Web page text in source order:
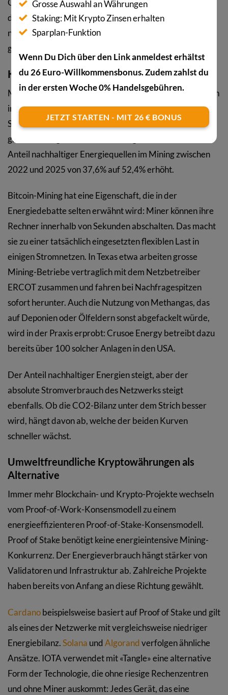
Goldförderung liegen höher, globale Rechenzentren
deutlich darüber. Das macht Bitcoin nicht automatisch
nachhaltig. Es zeigt aber, dass die Debatte selektiv
geführt wird, wenn nur Bitcoin im Fokus steht.
Kann Bitcoin-Mining nachhaltiger werden?
Miner suchen günstigen Strom. Da erneuerbare Energien
in vielen Regionen inzwischen zu den günstigsten
Stromquellen gehören, ist der wirtschaftliche Anreiz für
grünes Mining real. Laut Cambridge-Daten hat sich der
Anteil nachhaltiger Energiequellen im Mining zwischen
2022 und 2025 von 37,6% auf 52,4% erhöht.
Bitcoin-Mining hat eine Eigenschaft, die in der
Energiedebatte selten erwähnt wird: Miner können ihre
Rechner innerhalb von Sekunden abschalten. Das macht
sie zu einer tatsächlich eingesetzten flexiblen Last in
einigen Stromnetzen. In Texas etwa arbeiten grosse
Mining-Betriebe vertraglich mit dem Netzbetreiber
ERCOT zusammen und fahren bei Nachfragespitzen
sofort herunter. Auch die Nutzung von Methangas, das
auf Deponien oder Ölfeldern sonst abgefackelt würde,
wird in der Praxis erprobt: Crusoe Energy betreibt dazu
bereits über 100 solcher Anlagen in den USA.
Der Anteil nachhaltiger Energien steigt, aber der
absolute Stromverbrauch des Netzwerks steigt
ebenfalls. Ob die CO2-Bilanz unter dem Strich besser
wird, hängt davon ab, welche der beiden Kurven
schneller wächst.
Umweltfreundliche Kryptowährungen als
Alternative
Immer mehr Blockchain- und Krypto-Projekte wechseln
vom Proof-of-Work-Konsensmodell zu einem
energieeffizienteren Proof-of-Stake-Konsensmodell.
Proof of Stake benötigt keine energieintensive Mining-
Konkurrenz. Der Energieverbrauch hängt stärker von
Validatoren und Infrastruktur ab. Zahlreiche Projekte
haben bereits von Anfang an diese Richtung gewählt.
Cardanobeispielsweise basiert auf Proof of Stake und gilt
als eines der Netzwerke mit vergleichsweise niedriger
Energiebilanz.Solana undAlgorandverfolgen ähnliche
Ansätze. IOTA verwendet mit «Tangle» eine alternative
Form der Technologie, die ohne riesige Rechenzentren
und ohne Miner auskommt: Jedes Gerät, das eine
Grosse Auswahl an Währungen
Staking: Mit Krypto Zinsen erhalten
Sparplan-Funktion
Wenn Du Dich über den Link anmeldest erhältst
du 26 Euro-Willkommensbonus. Zudem zahlst du
in der ersten Woche 0% Handelsgebühren.
JETZT STARTEN - MIT 26 € BONUS